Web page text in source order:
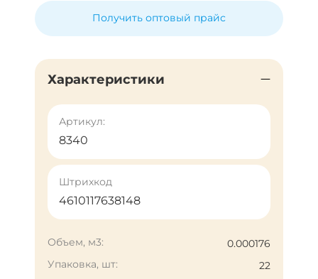
Получить оптовый прайс
Характеристики
Артикул:
8340
Штрихкод
4610117638148
Объем, м3:
0.000176
Упаковка, шт:
22